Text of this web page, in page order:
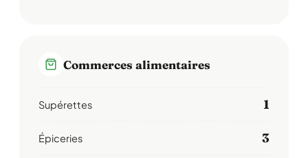
Commerces alimentaires
Supérettes 1
Épiceries 3